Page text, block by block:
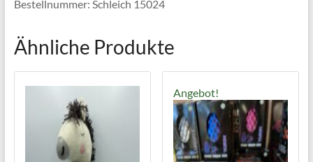
Bestellnummer: Schleich 15024
Ähnliche Produkte
Angebot!